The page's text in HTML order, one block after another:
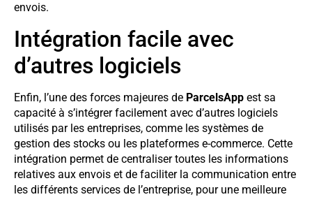
envois.
Intégration facile avec
d’autres logiciels
Enfin, l’une des forces majeures de ParcelsApp est sa
capacité à s’intégrer facilement avec d’autres logiciels
utilisés par les entreprises, comme les systèmes de
gestion des stocks ou les plateformes e-commerce. Cette
intégration permet de centraliser toutes les informations
relatives aux envois et de faciliter la communication entre
les différents services de l’entreprise, pour une meilleure